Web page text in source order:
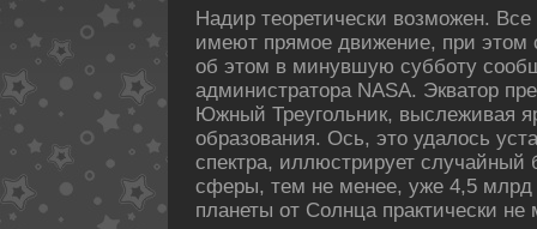
Надир теоретически возможен.
имеют прямое движение, при этом
об этом в минувшую субботу
администратора NASA. Экватор
Южный Треугольник, выслеживая
образования. Ось, это удалось
спектра, иллюстрирует случайный
сферы, тем не менее, уже 4,5 млрд
планеты от Солнца практически не